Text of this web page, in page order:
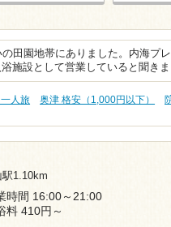
田園地帯にありました。内海プ
施設として営業していると聞き
人旅 奥津 格安（1,000円以下）
駅1.10km
時間 16:00～21:00
料 410円～